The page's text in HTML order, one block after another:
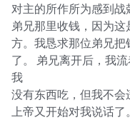
对主的所作所为感到
弟兄那里收钱，因为
方。我恳求那位弟兄
了。 弟兄离开后，我
我
没有东西吃，但我不
上帝又开始对我说话了